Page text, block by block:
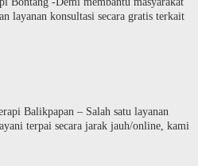
layanan konsultasi secara gratis terkait
Balikpapan – Salah satu layanan
terpai secara jarak jauh/online, kami